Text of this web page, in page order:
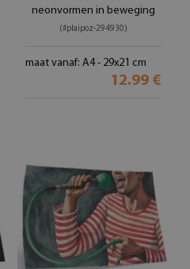
neonvormen in beweging
(#plaipoz-294930)
maat vanaf: A4 - 29x21 cm
12.99 €